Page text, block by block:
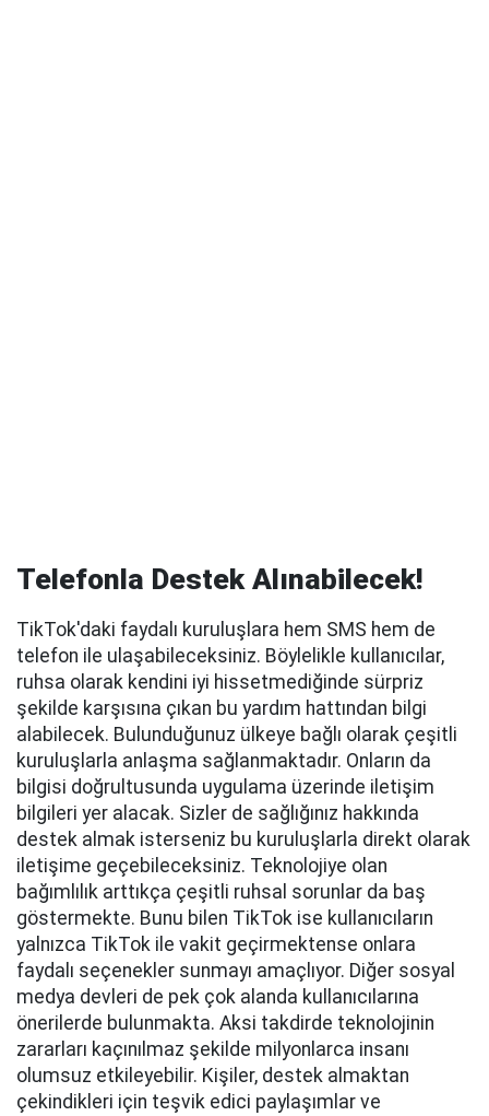
Telefonla Destek Alınabilecek!
TikTok'daki faydalı kuruluşlara hem SMS hem de
telefon ile ulaşabileceksiniz. Böylelikle kullanıcılar,
ruhsa olarak kendini iyi hissetmediğinde sürpriz
şekilde karşısına çıkan bu yardım hattından bilgi
alabilecek. Bulunduğunuz ülkeye bağlı olarak çeşitli
kuruluşlarla anlaşma sağlanmaktadır. Onların da
bilgisi doğrultusunda uygulama üzerinde iletişim
bilgileri yer alacak. Sizler de sağlığınız hakkında
destek almak isterseniz bu kuruluşlarla direkt olarak
iletişime geçebileceksiniz. Teknolojiye olan
bağımlılık arttıkça çeşitli ruhsal sorunlar da baş
göstermekte. Bunu bilen TikTok ise kullanıcıların
yalnızca TikTok ile vakit geçirmektense onlara
faydalı seçenekler sunmayı amaçlıyor. Diğer sosyal
medya devleri de pek çok alanda kullanıcılarına
önerilerde bulunmakta. Aksi takdirde teknolojinin
zararları kaçınılmaz şekilde milyonlarca insanı
olumsuz etkileyebilir. Kişiler, destek almaktan
çekindikleri için teşvik edici paylaşımlar ve